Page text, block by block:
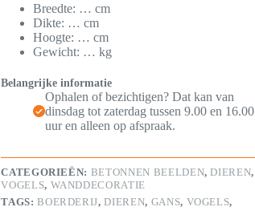
Breedte: … cm
Dikte: … cm
Hoogte: … cm
Gewicht: … kg
Belangrijke informatie
Ophalen of bezichtigen? Dat kan van
dinsdag tot zaterdag tussen 9.00 en 16.00
uur en alleen op afspraak.
CATEGORIEËN: BETONNEN BEELDEN,DIEREN,
VOGELS, WANDDECORATIE
TAGS:BOERDERIJ,DIEREN, GANS, VOGELS,